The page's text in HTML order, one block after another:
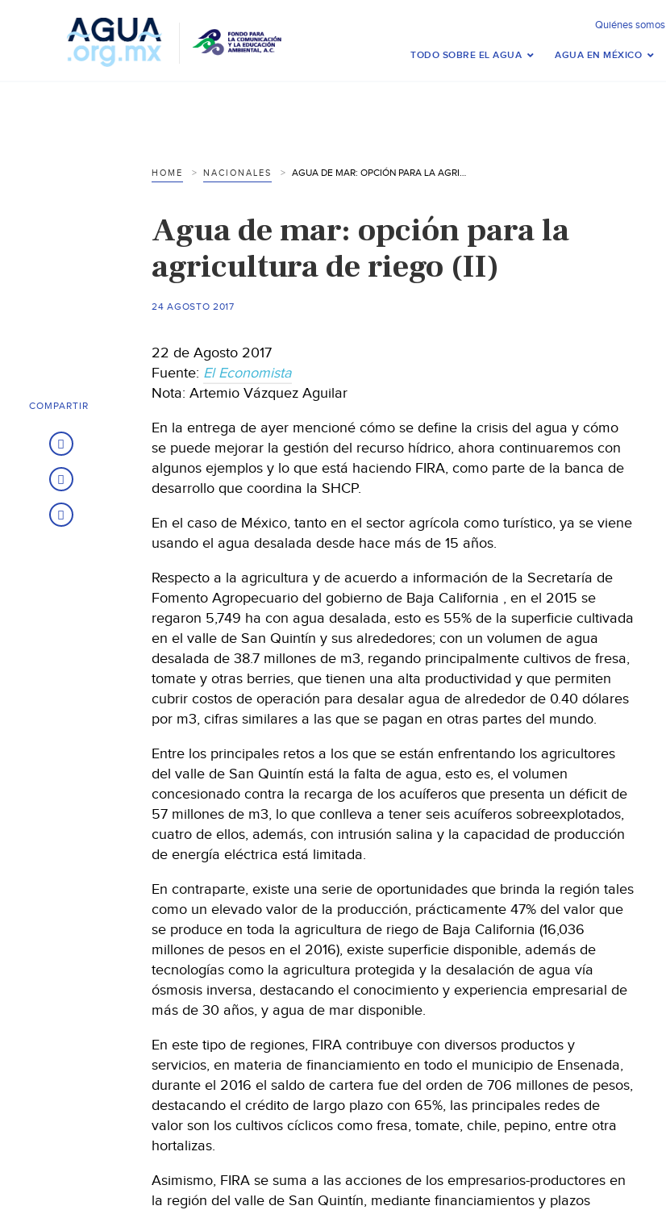
Quiénes somos
TODO SOBRE EL AGUA AGUA EN MÉXICO
HOME NACIONALES AGUA DE MAR: OPCIÓN PARA LA AGRICULTURA DE RIEGO (II)
Agua de mar: opción para la
agricultura de riego (II)
24 AGOSTO 2017
22 de Agosto 2017
Fuente: El Economista
Nota: Artemio Vázquez Aguilar
En la entrega de ayer mencioné cómo se define la crisis del agua y cómo
se puede mejorar la gestión del recurso hídrico, ahora continuaremos con
algunos ejemplos y lo que está haciendo FIRA, como parte de la banca de
desarrollo que coordina la SHCP.
En el caso de México, tanto en el sector agrícola como turístico, ya se viene
usando el agua desalada desde hace más de 15 años.
Respecto a la agricultura y de acuerdo a información de la Secretaría de
Fomento Agropecuario del gobierno de Baja California , en el 2015 se
regaron 5,749 ha con agua desalada, esto es 55% de la superficie cultivada
en el valle de San Quintín y sus alrededores; con un volumen de agua
desalada de 38.7 millones de m3, regando principalmente cultivos de fresa,
tomate y otras berries, que tienen una alta productividad y que permiten
cubrir costos de operación para desalar agua de alrededor de 0.40 dólares
por m3, cifras similares a las que se pagan en otras partes del mundo.
Entre los principales retos a los que se están enfrentando los agricultores
del valle de San Quintín está la falta de agua, esto es, el volumen
concesionado contra la recarga de los acuíferos que presenta un déficit de
57 millones de m3, lo que conlleva a tener seis acuíferos sobreexplotados,
cuatro de ellos, además, con intrusión salina y la capacidad de producción
de energía eléctrica está limitada.
En contraparte, existe una serie de oportunidades que brinda la región tales
como un elevado valor de la producción, prácticamente 47% del valor que
se produce en toda la agricultura de riego de Baja California (16,036
millones de pesos en el 2016), existe superficie disponible, además de
tecnologías como la agricultura protegida y la desalación de agua vía
ósmosis inversa, destacando el conocimiento y experiencia empresarial de
más de 30 años, y agua de mar disponible.
En este tipo de regiones, FIRA contribuye con diversos productos y
servicios, en materia de financiamiento en todo el municipio de Ensenada,
durante el 2016 el saldo de cartera fue del orden de 706 millones de pesos,
destacando el crédito de largo plazo con 65%, las principales redes de
valor son los cultivos cíclicos como fresa, tomate, chile, pepino, entre otra
hortalizas.
Asimismo, FIRA se suma a las acciones de los empresarios-productores en
la región del valle de San Quintín, mediante financiamientos y plazos
COMPARTIR